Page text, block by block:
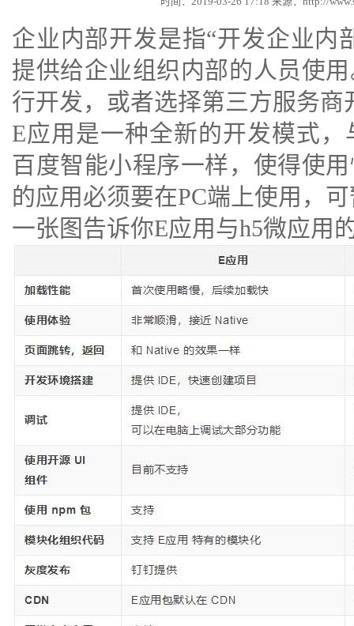
企业内部开发是指“开发企业内
提供给企业组织内部的人员使
行开发，或者选择第三方服务商
E应用是一种全新的开发模式，
百度智能小程序一样，使得使
的应用必须要在PC端上使用，
一张图告诉你E应用与h5微应用